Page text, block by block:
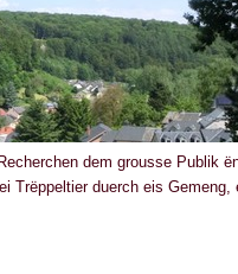
dem grousse Publik
Trëppeltier duerch eis Gemeng,